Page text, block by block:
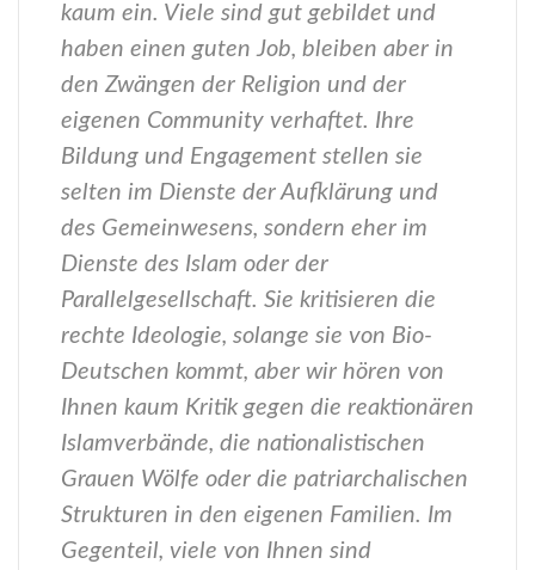
kaum ein. Viele sind gut gebildet und
haben einen guten Job, bleiben aber in
den Zwängen der Religion und der
eigenen Community verhaftet. Ihre
Bildung und Engagement stellen sie
selten im Dienste der Aufklärung und
des Gemeinwesens, sondern eher im
Dienste des Islam oder der
Parallelgesellschaft. Sie kritisieren die
rechte Ideologie, solange sie von Bio-
Deutschen kommt, aber wir hören von
Ihnen kaum Kritik gegen die reaktionären
Islamverbände, die nationalistischen
Grauen Wölfe oder die patriarchalischen
Strukturen in den eigenen Familien. Im
Gegenteil, viele von Ihnen sind